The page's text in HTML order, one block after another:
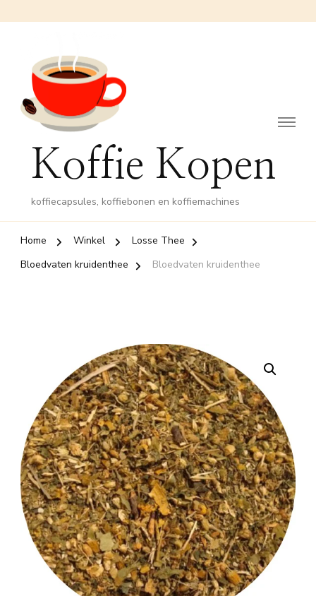
Koffie Kopen
koffiecapsules, koffiebonen en koffiemachines
Home Winkel
Losse Thee
Bloedvaten kruidenthee
Bloedvaten kruidenthee